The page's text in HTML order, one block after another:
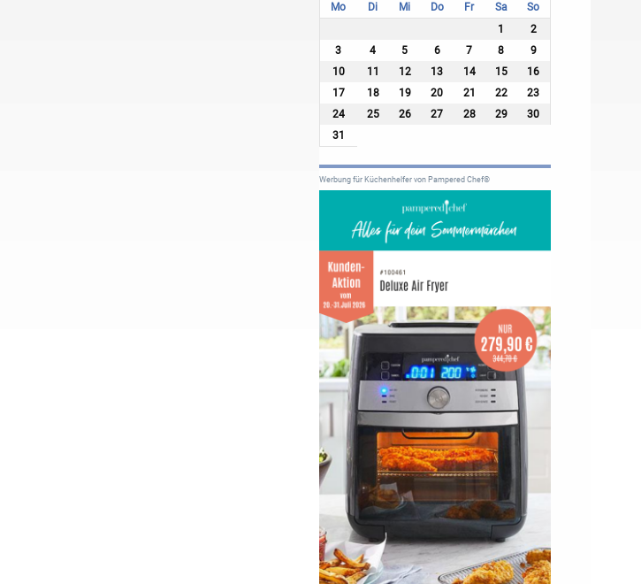
Mo Di Mi Do Fr Sa
So
1
2
3
4 5 6 7 8
9
10
11 12 13 14 15
16
17
18 19 20 21 22
23
24
25 26 27 28 29
30
31
Werbung für Küchenhelfer von Pampered Chef®